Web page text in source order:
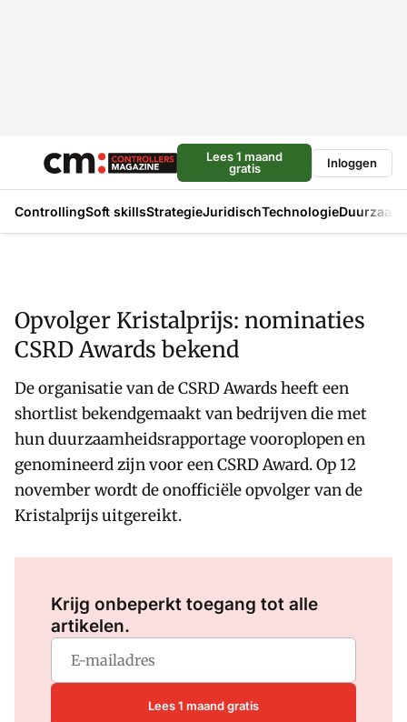
Lees 1 maand
gratis
Inloggen
ControllingSoft skillsStrategieJuridischTechnologie
Opvolger Kristalprijs: nominaties
CSRD Awards bekend
De organisatie van de CSRD Awards heeft een
shortlist bekendgemaakt van bedrijven die met
hun duurzaamheidsrapportage vooroplopen en
genomineerd zijn voor een CSRD Award. Op 12
november wordt de onofficiële opvolger van de
Kristalprijs uitgereikt.
Krijg onbeperkt toegang tot alle
artikelen.
Lees 1 maand gratis